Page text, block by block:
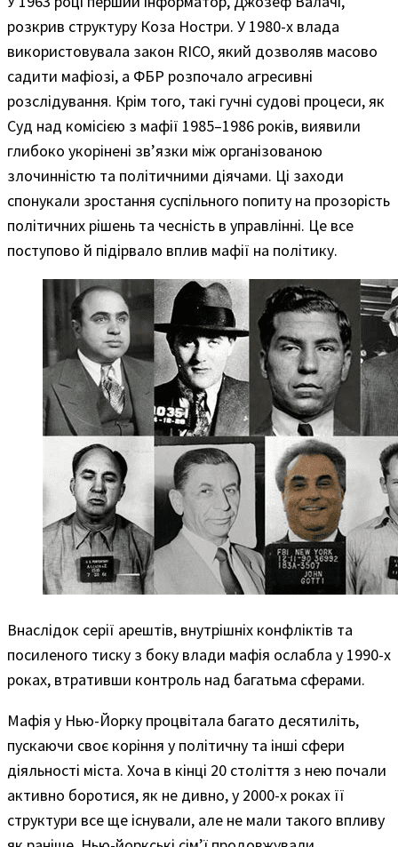
розкрив структуру Коза Ностри. У 1980-х влада
використовувала закон RICO, який дозволяв масово
садити мафіозі, а ФБР розпочало агресивні
розслідування. Крім того, такі гучні судові процеси, як
Суд над комісією з мафії 1985–1986 років, виявили
глибоко укорінені зв’язки між організованою
злочинністю та політичними діячами. Ці заходи
спонукали зростання суспільного попиту на прозорість
політичних рішень та чесність в управлінні. Це все
поступово й підірвало вплив мафії на політику.
Внаслідок серії арештів, внутрішніх конфліктів та
посиленого тиску з боку влади мафія ослабла у 1990-х
роках, втративши контроль над багатьма сферами.
Мафія у Нью-Йорку процвітала багато десятиліть,
пускаючи своє коріння у політичну та інші сфери
діяльності міста. Хоча в кінці 20 століття з нею почали
активно боротися, як не дивно, у 2000-х роках її
структури все ще існували, але не мали такого впливу